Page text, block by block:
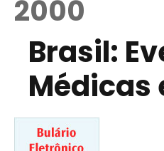
2000
Brasil:
Médicas